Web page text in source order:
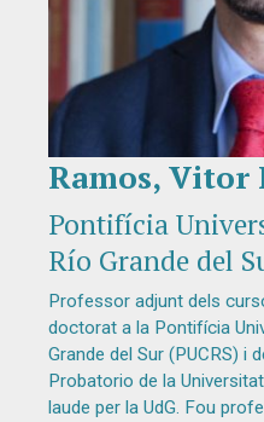
Diapositiva 1 de 1
Ramos, Vitor
Pontifícia
Río Grande del
Professor adjunt dels
doctorat a la Pontifícia
Grande del Sur (PUCRS) i
Probatorio de la
laude per la UdG. Fou